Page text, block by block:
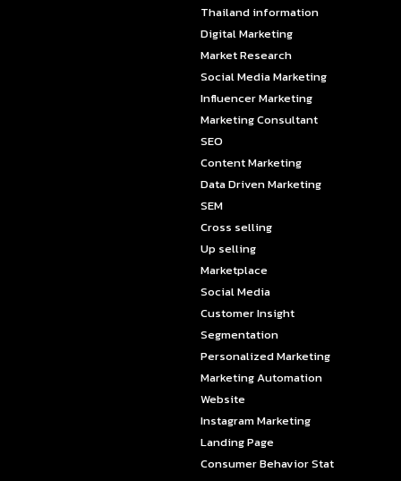
Thailand information
Digital Marketing
Market Research
Social Media Marketing
Influencer Marketing
Marketing Consultant
SEO
Content Marketing
Data Driven Marketing
SEM
Cross selling
Up selling
Marketplace
Social Media
Customer Insight
Segmentation
Personalized Marketing
Marketing Automation
Website
Instagram Marketing
Landing Page
Consumer Behavior Stat